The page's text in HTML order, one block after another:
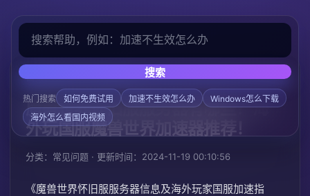
搜索
热门搜索 如何免费试用 加速不生效怎么办
Windows怎么下载
海外怎么看国内视频
首页 帮助中心 常见问题
魔兽世界怀旧服服务器有哪些？海
外玩国服魔兽世界加速器推荐！
分类：常见问题 · 更新时间：2024-11-19 00:10:56
《魔兽世界怀旧服服务器信息及海外玩家国服加速指